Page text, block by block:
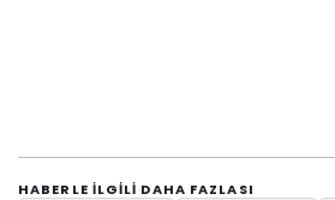
HABERLE ILGILI DAHA FAZLASI